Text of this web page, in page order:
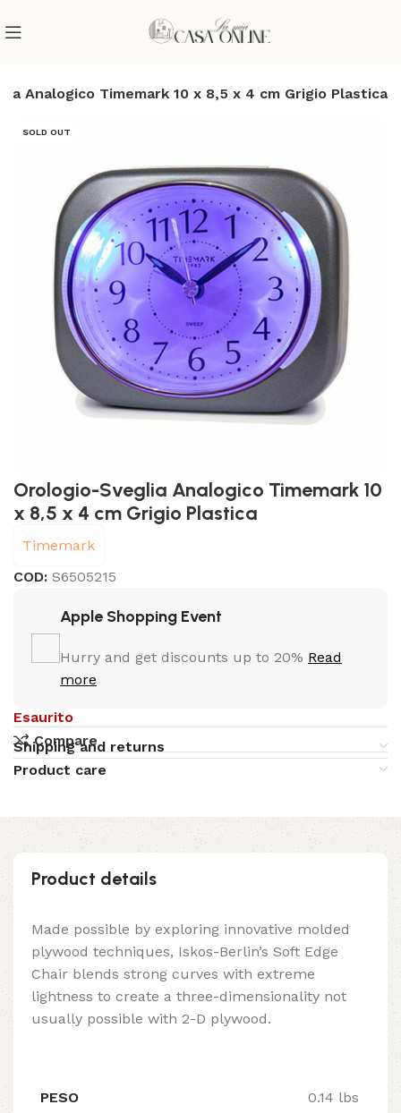
Analogico Timemark 10 x 8,5 x 4 cm Grigio Plastica
SOLD OUT
Orologio-Sveglia Analogico Timemark 10
x 8,5 x 4 cm Grigio Plastica
Timemark
COD:S6505215
Apple Shopping Event
Hurry and get discounts up to 20% Read
more
Esaurito
Compare
Shipping and returns
Product care
Product details
Made possible by exploring innovative molded
plywood techniques, Iskos-Berlin’s Soft Edge
Chair blends strong curves with extreme
lightness to create a three-dimensionality not
usually possible with 2-D plywood.
PESO 0.14 lbs